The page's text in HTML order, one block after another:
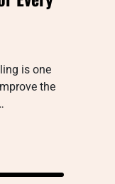
is one
the